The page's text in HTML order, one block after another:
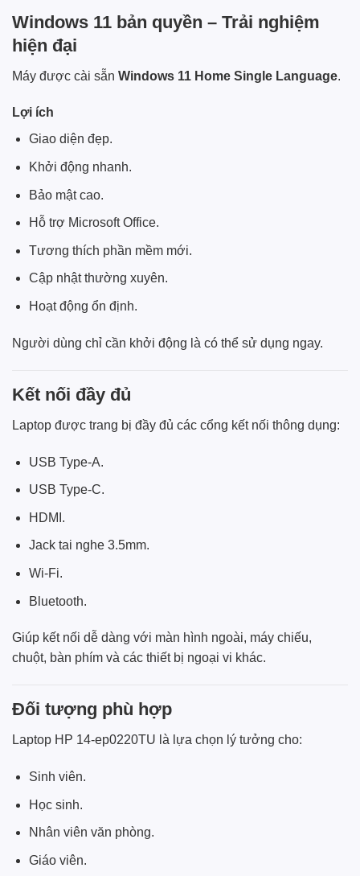
Windows 11 bản quyền – Trải nghiệm
hiện đại
Máy được cài sẵn Windows 11 Home Single Language.
Lợi ích
Giao diện đẹp.
Khởi động nhanh.
Bảo mật cao.
Hỗ trợ Microsoft Office.
Tương thích phần mềm mới.
Cập nhật thường xuyên.
Hoạt động ổn định.
Người dùng chỉ cần khởi động là có thể sử dụng ngay.
Kết nối đầy đủ
Laptop được trang bị đầy đủ các cổng kết nối thông dụng:
USB Type-A.
USB Type-C.
HDMI.
Jack tai nghe 3.5mm.
Wi-Fi.
Bluetooth.
Giúp kết nối dễ dàng với màn hình ngoài, máy chiếu,
chuột, bàn phím và các thiết bị ngoại vi khác.
Đối tượng phù hợp
Laptop HP 14-ep0220TU là lựa chọn lý tưởng cho:
Sinh viên.
Học sinh.
Nhân viên văn phòng.
Giáo viên.